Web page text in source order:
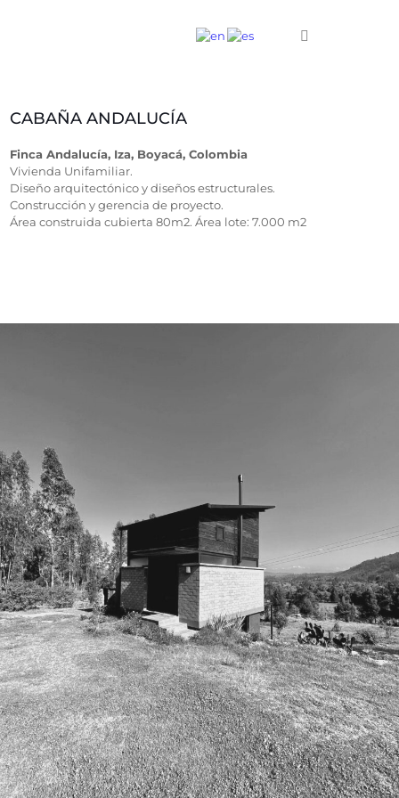
CABAÑA ANDALUCÍA
Finca Andalucía, Iza, Boyacá, Colombia
Vivienda Unifamiliar.
Diseño arquitectónico y diseños estructurales.
Construcción y gerencia de proyecto.
Área construida cubierta 80m2. Área lote: 7.000 m2